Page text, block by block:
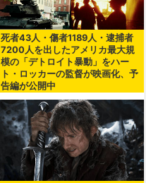
死者43人・傷者1189人・逮捕者
7200人を出したアメリカ最大規
模の「デトロイト暴動」をハー
ト・ロッカーの監督が映画化、予
告編が公開中